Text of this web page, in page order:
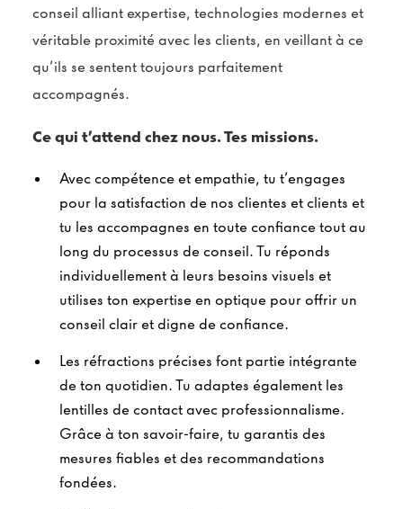
conseil alliant expertise, technologies modernes et
véritable proximité avec les clients, en veillant à ce
qu’ils se sentent toujours parfaitement
accompagnés.
Ce qui t’attend chez nous. Tes missions.
Avec compétence et empathie, tu t’engages
pour la satisfaction de nos clientes et clients et
tu les accompagnes en toute confiance tout au
long du processus de conseil. Tu réponds
individuellement à leurs besoins visuels et
utilises ton expertise en optique pour offrir un
conseil clair et digne de confiance.
Les réfractions précises font partie intégrante
de ton quotidien. Tu adaptes également les
lentilles de contact avec professionnalisme.
Grâce à ton savoir-faire, tu garantis des
mesures fiables et des recommandations
fondées.